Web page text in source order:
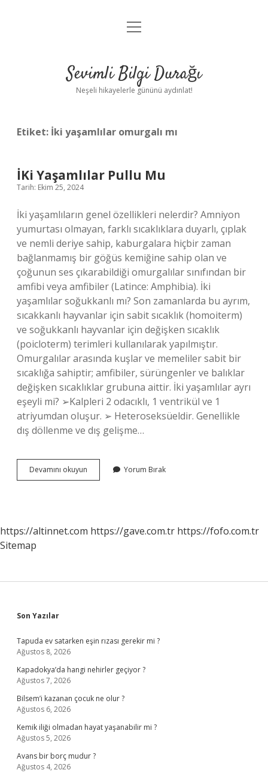
Anasayfa
Yasal Uyarı
menüyü
Sevimli Bilgi Durağı
Neşeli hikayelerle gününü aydınlat!
Etiket: İki yaşamlılar omurgalı mı
İKi Yaşamlılar Pullu Mu
Tarih: Ekim 25, 2024
İki yaşamlıların genel özellikleri nelerdir? Amniyon
yumurtası olmayan, farklı sıcaklıklara duyarlı, çıplak
ve nemli deriye sahip, kaburgalara hiçbir zaman
bağlanmamış bir göğüs kemiğine sahip olan ve
çoğunun ses çıkarabildiği omurgalılar sınıfından bir
amfibi veya amfibiler (Latince: Amphibia). İki
yaşamlılar soğukkanlı mı? Son zamanlarda bu ayrım,
sıcakkanlı hayvanlar için sabit sıcaklık (homoiterm)
ve soğukkanlı hayvanlar için değişken sıcaklık
(poicloterm) terimleri kullanılarak yapılmıştır.
Omurgalılar arasında kuşlar ve memeliler sabit bir
sıcaklığa sahiptir; amfibiler, sürüngenler ve balıklar
değişken sıcaklıklar grubuna aittir. İki yaşamlılar ayrı
eşeyli mi? ➢Kalpleri 2 odacıklı, 1 ventrikül ve 1
atriyumdan oluşur. ➢ Heteroseksüeldir. Genellikle
dış döllenme ve dış gelişme…
Devamını okuyun
Yaşamlılar
Yorum Bırak
https://altinnet.com https://gave.com.tr https://fofo.com.tr
Sitemap
Sidebar
Son Yazılar
Tapuda ev satarken eşin rızası gerekir mi ?
Ağustos 8, 2026
Kapadokya’da hangi nehirler geçiyor ?
Ağustos 7, 2026
Bilsem’i kazanan çocuk ne olur ?
Ağustos 6, 2026
Kemik iliği olmadan hayat yaşanabilir mi ?
Ağustos 5, 2026
Avans bir borç mudur ?
Ağustos 4, 2026